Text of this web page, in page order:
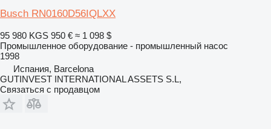
Busch RN0160D56IQLXX
95 980 KGS 950 € ≈ 1 098 $
Промышленное оборудование - промышленный насос
1998
Испания, Barcelona
GUTINVEST INTERNATIONAL ASSETS S.L,
Связаться с продавцом